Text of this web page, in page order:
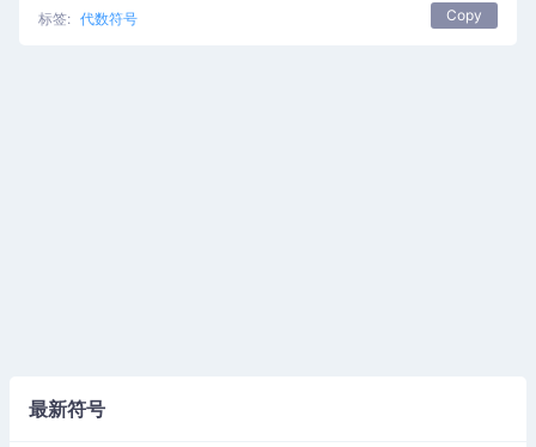
标签: 代数符号 Copy
最新符号